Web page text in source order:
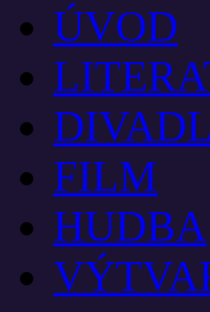
ÚVOD
FILM
HUDBA